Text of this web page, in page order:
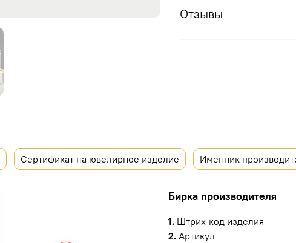
Отзывы
Сертификат на ювелирное изделие Именник
Бирка производителя
1.Штрих-код изделия
2.Артикул